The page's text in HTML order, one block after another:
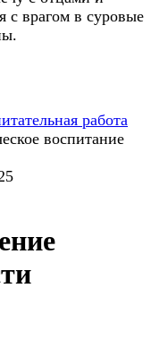
с врагом в суровые
работа
воспитание